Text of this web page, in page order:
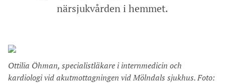
närsjukvården i hemmet.
Ottilia Öhman, specialistläkare i internmedicin och
kardiologi vid akutmottagningen vid Mölndals sjukhus. Foto: